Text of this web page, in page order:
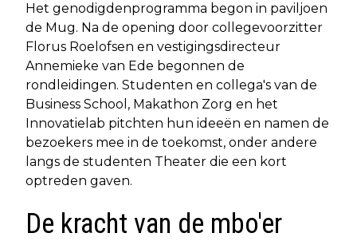
Het genodigdenprogramma begon in paviljoen
de Mug. Na de opening door collegevoorzitter
Florus Roelofsen en vestigingsdirecteur
Annemieke van Ede begonnen de
rondleidingen. Studenten en collega's van de
Business School, Makathon Zorg en het
Innovatielab pitchten hun ideeën en namen de
bezoekers mee in de toekomst, onder andere
langs de studenten Theater die een kort
optreden gaven.
De kracht van de mbo'er